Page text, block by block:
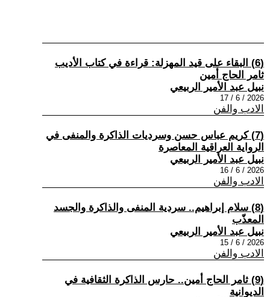
(6) البقاء على قيد المهزلة: قراءة في كتاب الأديب
ثامر الحاج أمين
نبيل عبد الأمير الربيعي
2026 / 6 / 17
الادب والفن
(7) كريم عباس حسن وسرديات الذاكرة والمنفى في
الرواية العراقية المعاصرة
نبيل عبد الأمير الربيعي
2026 / 6 / 16
الادب والفن
(8) سلام إبراهيم.. سردية المنفى والذاكرة والجسد
المعذّب
نبيل عبد الأمير الربيعي
2026 / 6 / 15
الادب والفن
(9) ثامر الحاج أمين.. حارس الذاكرة الثقافية في
الديوانية